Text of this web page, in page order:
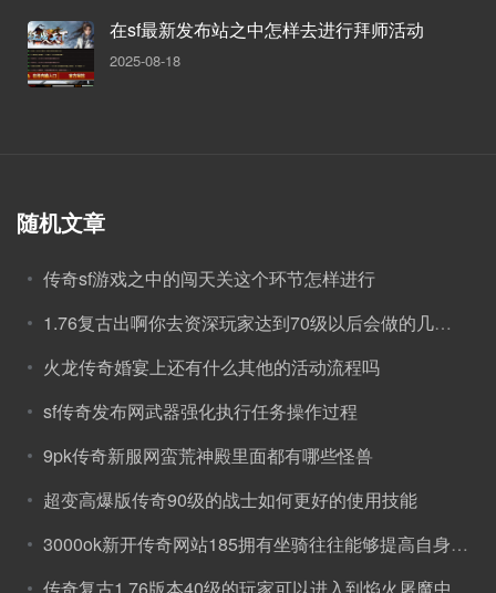
在sf最新发布站之中怎样去进行拜师活动
2025-08-18
随机文章
传奇sf游戏之中的闯天关这个环节怎样进行
1.76复古出啊你去资深玩家达到70级以后会做的几件事
火龙传奇婚宴上还有什么其他的活动流程吗
sf传奇发布网武器强化执行任务操作过程
9pk传奇新服网蛮荒神殿里面都有哪些怪兽
超变高爆版传奇90级的战士如何更好的使用技能
3000ok新开传奇网站185拥有坐骑往往能够提高自身属性